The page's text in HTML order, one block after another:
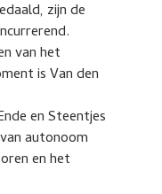
zijn de
van het
is Van den
en Steentjes
autonoom
en het